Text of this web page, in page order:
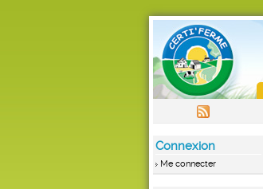
Connexion
Me connecter